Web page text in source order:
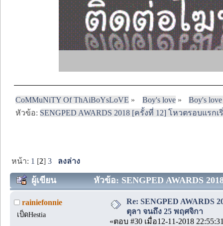
CoMMuNiTY Of ThAiBoYsLoVE » Boy's love»
Boy's
หัวข้อ: SENGPED AWARDS 2018 [ครั้งที่ 12] โหวตรอบแรก
หน้า: 1 [2]3 ลงล่าง
ผู้เขียน หัวข้อ: SENGPED AWARDS
rainiefonnie
เป็ดHestia
Re: SENGPED AWARDS
ตุลา จนถึง 25 พฤศจิกา
«ตอบ #30 เมื่อ12-11-2018